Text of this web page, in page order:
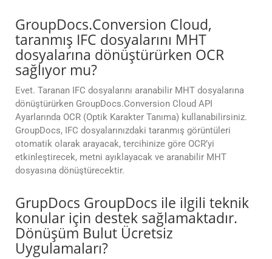
GroupDocs.Conversion Cloud,
taranmış IFC dosyalarını MHT
dosyalarına dönüştürürken OCR
sağlıyor mu?
Evet. Taranan IFC dosyalarını aranabilir MHT dosyalarına
dönüştürürken GroupDocs.Conversion Cloud API
Ayarlarında OCR (Optik Karakter Tanıma) kullanabilirsiniz.
GroupDocs, IFC dosyalarınızdaki taranmış görüntüleri
otomatik olarak arayacak, tercihinize göre OCR’yi
etkinleştirecek, metni ayıklayacak ve aranabilir MHT
dosyasına dönüştürecektir.
GrupDocs GroupDocs ile ilgili teknik
konular için destek sağlamaktadır.
Dönüşüm Bulut Ücretsiz
Uygulamaları?